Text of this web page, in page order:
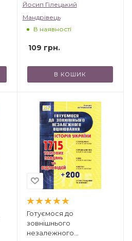
Йосип Гілецький
Мандрівець
В наявності
109 грн.
В КОШИК
Готуємося до
зовнішнього
незалежного